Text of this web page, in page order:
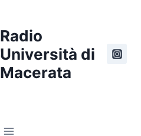
Radio
Università di
Macerata